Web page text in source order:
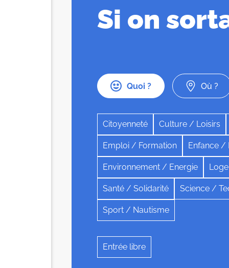
Si on
Quoi ? Où ?
Citoyenneté Culture / Loisirs
Emploi / Formation Enfance /
Environnement / Energie
Santé / Solidarité Science /
Sport / Nautisme
Entrée libre